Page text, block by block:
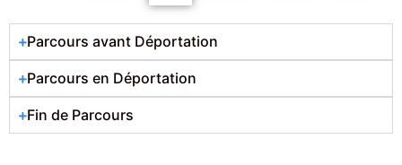
Parcours avant Déportation
Parcours en Déportation
Fin de Parcours